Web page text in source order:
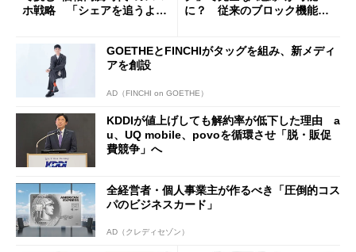
ホ戦略 「シェアを追うより
に？ 従来のブロック機能と
GOETHEとFINCHIがタッグを組み、新メディ
アを創設
AD（FINCHI on GOETHE）
KDDIが値上げしても解約率が低下した理由 a
u、UQ mobile、povoを循環させ「脱・販促
費競争」へ
全経営者・個人事業主が作るべき「圧倒的コス
パのビジネスカード」
AD（クレディセゾン）